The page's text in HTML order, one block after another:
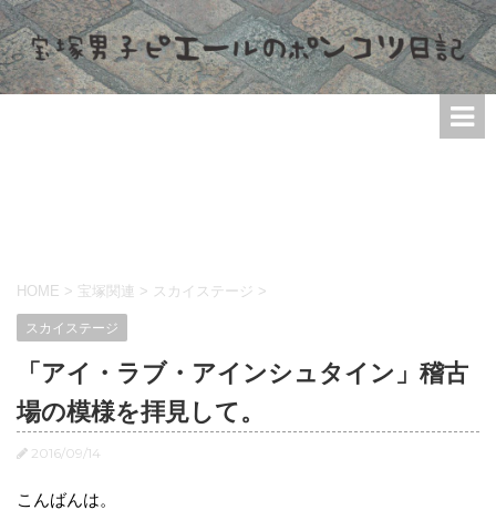
HOME > 宝塚関連 > スカイステージ >
スカイステージ
「アイ・ラブ・アインシュタイン」稽古
場の模様を拝見して。
2016/09/14
こんばんは。